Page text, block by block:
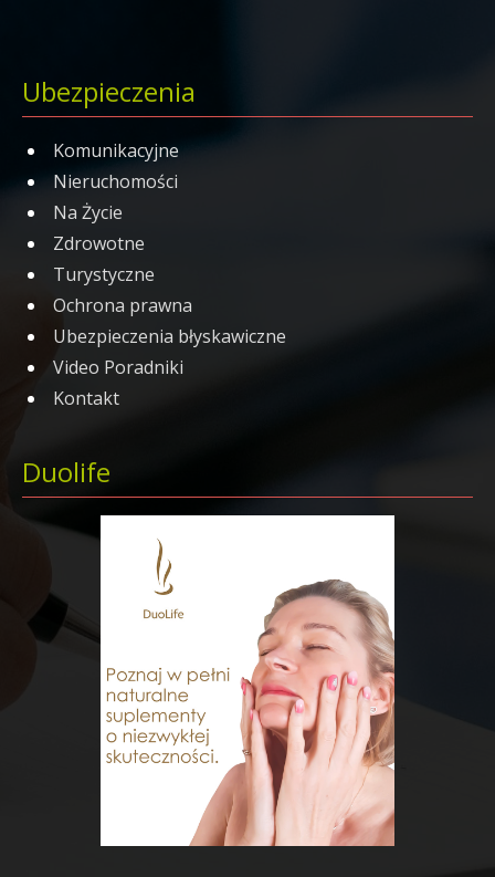
Ubezpieczenia
Komunikacyjne
Nieruchomości
Na Życie
Zdrowotne
Turystyczne
Ochrona prawna
Ubezpieczenia błyskawiczne
Video Poradniki
Kontakt
Duolife